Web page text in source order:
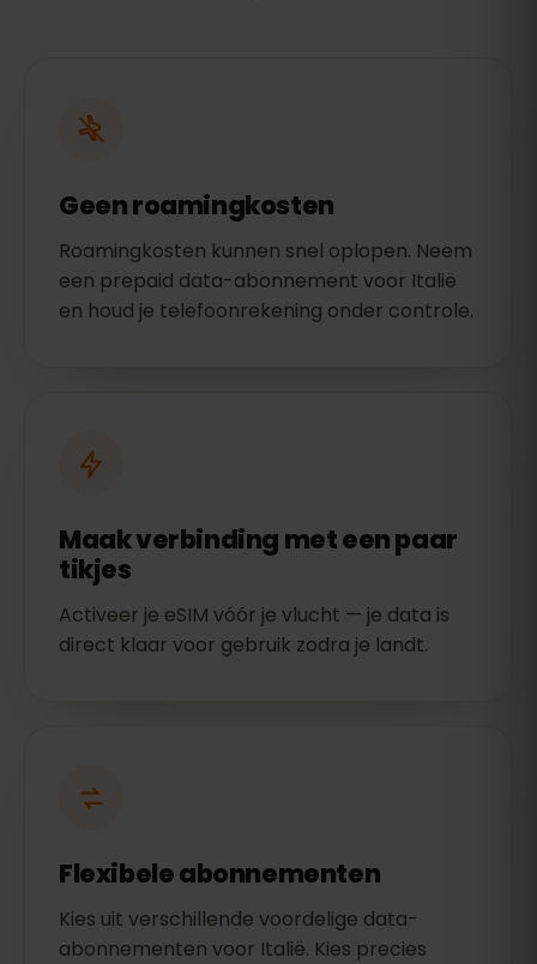
Geen roamingkosten
Roamingkosten kunnen snel oplopen. Neem
een prepaid data-abonnement voor Italië
en houd je telefoonrekening onder controle.
Maak verbinding met een paar
tikjes
Activeer je eSIM vóór je vlucht — je data is
direct klaar voor gebruik zodra je landt.
Flexibele abonnementen
Kies uit verschillende voordelige data-
abonnementen voor Italië. Kies precies